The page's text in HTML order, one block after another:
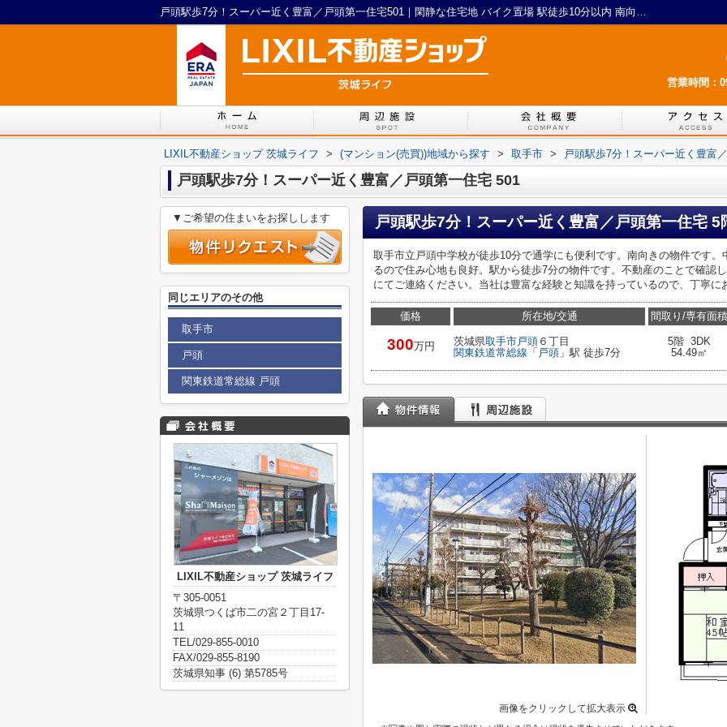
戸頭駅歩7分！スーパー近く豊富／戸頭第一住宅501｜閑静な住宅地 バイク置場 駅徒歩10分以内 南向き 当社一押し物件｜LIXIL不動産ショップ 茨城ライフ
営業時間：
LIXIL不動産ショップ 茨城ライフ > (マンション(売買))地域から探す > 取手市 > 戸頭駅歩7分！スーパー近く豊富
戸頭駅歩7分！スーパー近く豊富／戸頭第一住宅 501
戸頭駅歩7分！スーパー近く豊富／戸頭第一住宅 5
取手市立戸頭中学校が徒歩10分で通学にも便利です。南向きの物件です
るので住み心地も良好。駅から徒歩7分の物件です。不動産のことで確認
にてご連絡ください。当社は豊富な経験と知識を持っているので、丁寧に
価格
300万円
所在地/交通
茨城県取手市戸頭 ６丁目
関東鉄道常総線 「 戸頭 」駅 徒歩7分
間取り/専有面積
5階 3DK
54.49㎡
画像をクリックして拡大表示
▼ご希望の住まいをお探しします
同じエリアのその他
取手市
戸頭
関東鉄道常総線 戸頭
LIXIL不動産ショップ 茨城ライフ
〒305-0051
茨城県つくば市二の宮２丁目17-
11
TEL/029-855-0010
FAX/029-855-8190
茨城県知事 (6) 第5785号